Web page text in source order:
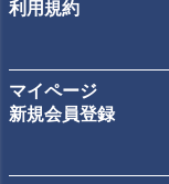
利用規約
マイページ
新規会員登録